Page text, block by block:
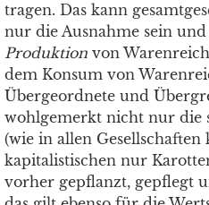
tragen. Das kann
nur die Ausnahme sein
Produktion von
dem Konsum von
Übergeordnete und
wohlgemerkt nicht nur die
(wie in allen
kapitalistischen nur
vorher gepflanzt, gepflegt